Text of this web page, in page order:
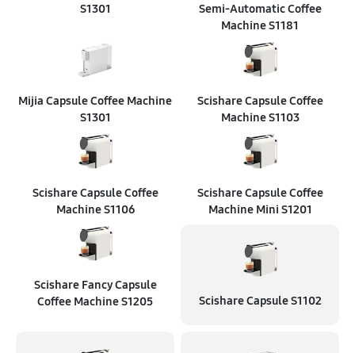
S1301
Semi‑Automatic Coffee
Machine S1181
Mijia Capsule Coffee Machine
S1301
Scishare Capsule Coffee
Machine S1103
Scishare Capsule Coffee
Machine S1106
Scishare Capsule Coffee
Machine Mini S1201
Scishare Fancy Capsule
Coffee Machine S1205
Scishare Capsule S1102